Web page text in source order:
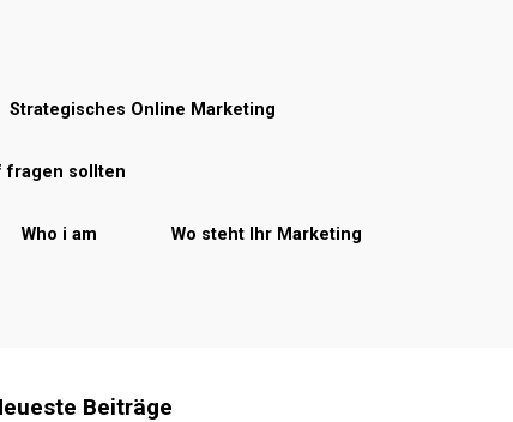
Strategisches Online Marketing
fragen sollten
Who i am Wo steht Ihr Marketing
Beiträge